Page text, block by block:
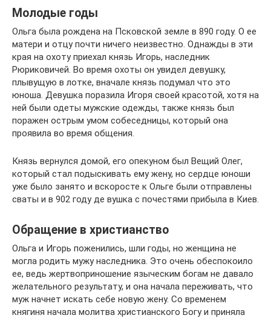
Молодые годы
Ольга была рождена на Псковской земле в 890 году. О ее
матери и отцу почти ничего неизвестно. Однажды в эти
края на охоту приехал князь Игорь, наследник
Рюриковичей. Во время охоты он увидел девушку,
плывущую в лотке, вначале князь подумал что это
юноша. Девушка поразила Игоря своей красотой, хотя на
ней были одеты мужские одежды, также князь был
поражен острым умом собеседницы, который она
проявила во время общения.
Князь вернулся домой, его опекуном был Вещий Олег,
который стал подыскивать ему жену, но сердце юноши
уже было занято и вскоросте к Ольге были отправлены
сваты и в 902 году де вушка с почестями прибыла в Киев.
Обращение в христианство
Ольга и Игорь поженились, шли годы, но женщина не
могла родить мужу наследника. Это очень обеспокоило
ее, ведь жертвоприношение языческим богам не давало
желательного результату, и она начала переживать, что
муж начнет искать себе новую жену. Со временем
княгиня начала молитва христианского Богу и приняла